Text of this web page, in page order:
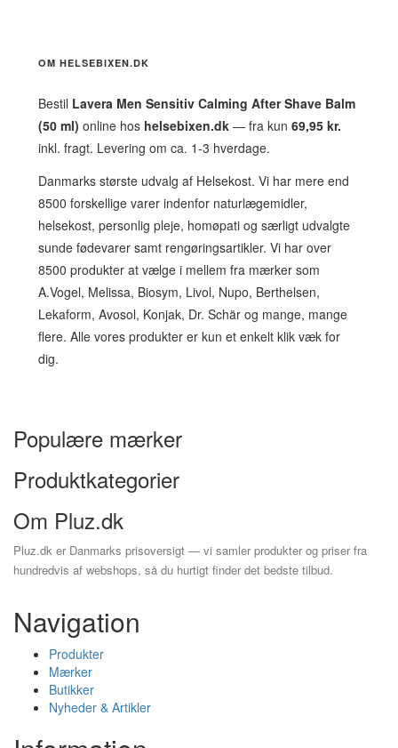
OM HELSEBIXEN.DK
Bestil Lavera Men Sensitiv Calming After Shave Balm
(50 ml) online hos helsebixen.dk — fra kun 69,95 kr.
inkl. fragt. Levering om ca. 1-3 hverdage.
Danmarks største udvalg af Helsekost. Vi har mere end
8500 forskellige varer indenfor naturlægemidler,
helsekost, personlig pleje, homøpati og særligt udvalgte
sunde fødevarer samt rengøringsartikler. Vi har over
8500 produkter at vælge i mellem fra mærker som
A.Vogel, Melissa, Biosym, Livol, Nupo, Berthelsen,
Lekaform, Avosol, Konjak, Dr. Schär og mange, mange
flere. Alle vores produkter er kun et enkelt klik væk for
dig.
Populære mærker
Produktkategorier
Om Pluz.dk
Pluz.dk er Danmarks prisoversigt — vi samler produkter og priser fra
hundredvis af webshops, så du hurtigt finder det bedste tilbud.
Navigation
Produkter
Mærker
Butikker
Nyheder & Artikler